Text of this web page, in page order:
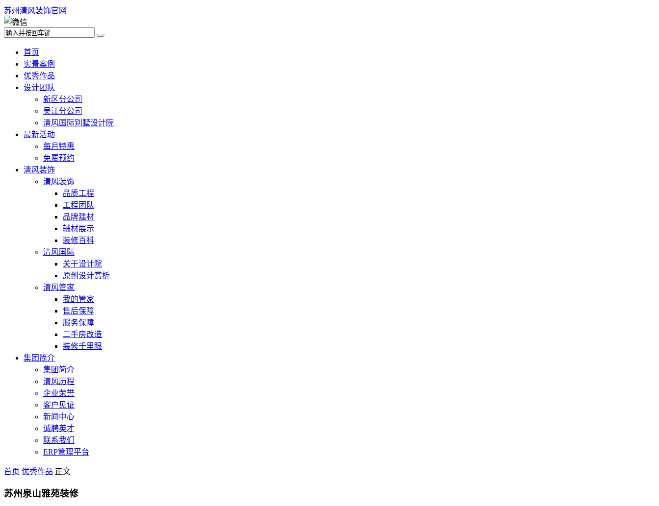
苏州清风装饰官网
首页
实景案例
优秀作品
设计团队
新区分公司
吴江分公司
清风国际别墅设计院
最新活动
每月特惠
免费预约
清风装饰
清风装饰
品质工程
工程团队
品牌建材
辅材展示
装修百科
清风国际
关于设计院
原创设计赏析
清风管家
我的管家
售后保障
服务保障
二手房改造
装修千里眼
集团简介
集团简介
清风历程
企业荣誉
客户见证
新闻中心
诚聘英才
联系我们
ERP管理平台
首页 优秀作品 正文
苏州泉山雅苑装修